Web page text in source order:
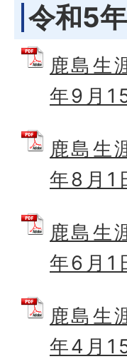
令和5
鹿島生
年9月
鹿島生
年8月1
鹿島生
年6月1
鹿島生
年4月